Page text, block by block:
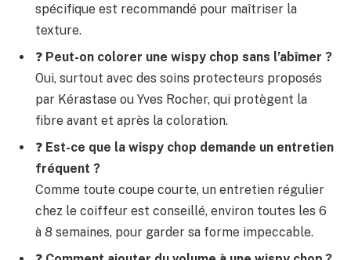
spécifique est recommandé pour maîtriser la
texture.
❓ Peut-on colorer une wispy chop sans l’abîmer ?
Oui, surtout avec des soins protecteurs proposés
par Kérastase ou Yves Rocher, qui protègent la
fibre avant et après la coloration.
❓ Est-ce que la wispy chop demande un entretien
fréquent ?
Comme toute coupe courte, un entretien régulier
chez le coiffeur est conseillé, environ toutes les 6
à 8 semaines, pour garder sa forme impeccable.